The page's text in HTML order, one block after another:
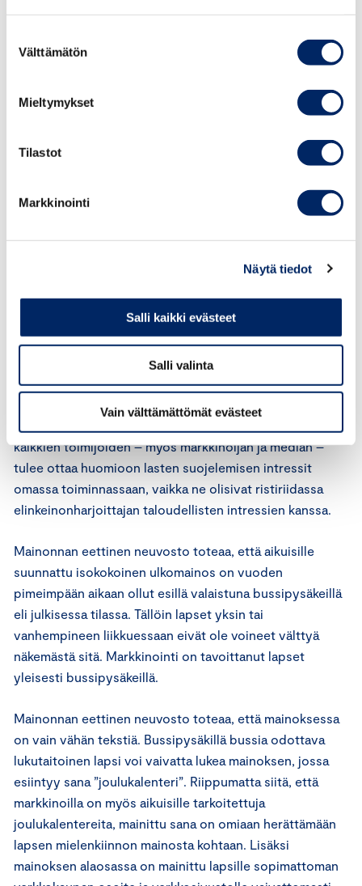
valinta
Välttämätön
Mieltymykset
Tilastot
Markkinointi
Näytä tiedot
Salli kaikki evästeet
Salli valinta
Vain välttämättömät evästeet
arvioidaan aina tapauskohtaisesti. Arvioinnissa otetaan
huomioon kunkin yksittäistapauksen kaikki olosuhteet,
toteutustapa. Kysymys on siten yksittäistapauksessa
tarkoittaa alle 13-vuotiasta henkilöä.
Yksittäistapauksessa aikuisille suunnattua markkinointia
voidaan arvioida kuin lapsille suunnattua markkinointia,
markkinointisääntöjen tulkinnassa on otettava
huomioon, mitä mainonnan eettinen neuvosto on
lausunut lapsille sopimattomasta markkinoinnista.
Asiassa tulee myös ottaa huomioon YK:n lapsen
oikeuksia koskeva sopimus, johon Suomi on sitoutunut.
Sopimus velvoittaa suojelemaan lasta hänen ikäänsä ja
kaikkien toimijoiden – myös markkinoijan ja median –
tulee ottaa huomioon lasten suojelemisen intressit
omassa toiminnassaan, vaikka ne olisivat ristiriidassa
elinkeinonharjoittajan taloudellisten intressien kanssa.
Mainonnan eettinen neuvosto toteaa, että aikuisille
suunnattu isokokoinen ulkomainos on vuoden
pimeimpään aikaan ollut esillä valaistuna bussipysäkeillä
eli julkisessa tilassa. Tällöin lapset yksin tai
vanhempineen liikkuessaan eivät ole voineet välttyä
näkemästä sitä. Markkinointi on tavoittanut lapset
yleisesti bussipysäkeillä.
Mainonnan eettinen neuvosto toteaa, että mainoksessa
on vain vähän tekstiä. Bussipysäkillä bussia odottava
lukutaitoinen lapsi voi vaivatta lukea mainoksen, jossa
esiintyy sana ”joulukalenteri”. Riippumatta siitä, että
markkinoilla on myös aikuisille tarkoitettuja
joulukalentereita, mainittu sana on omiaan herättämään
lapsen mielenkiinnon mainosta kohtaan. Lisäksi
mainoksen alaosassa on mainittu lapsille sopimattoman